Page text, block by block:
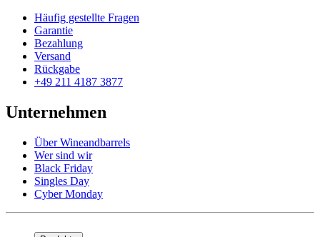
Häufig gestellte Fragen
Garantie
Bezahlung
Versand
Rückgabe
+49 211 4187 3877
Unternehmen
Über Wineandbarrels
Wer sind wir
Black Friday
Singles Day
Cyber Monday